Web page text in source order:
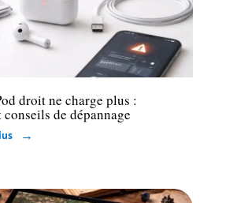
droit ne charge plus :
conseils de dépannage